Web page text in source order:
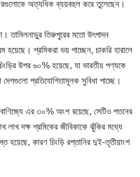
অত্যধিক ব্যয়বহুল করে তুলেছেন।
তামিলনাড়ুর তিরুপুরের মতো উৎপাদন
হয়েছে। শ্রমিকরা ভয় পাচ্ছেন, চাকরি হারালে
উপর ৬০% হয়েছে, যা ভারতীয় পণ্যকে
প্রতিযোগিতামূলক সুবিধা পাচ্ছে।
বাণিজ্যে এর ৩০% অংশ রয়েছে, সেটিও পতনের
দক্ষ শ্রমিকের জীবিকাকে ঝুঁকির মধ্যে
হয়েছে, কারণ চিংড়ি রপ্তানির দুই-তৃতীয়াংশ